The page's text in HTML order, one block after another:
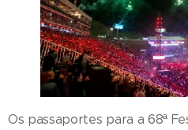
Os passaportes para a 68ª